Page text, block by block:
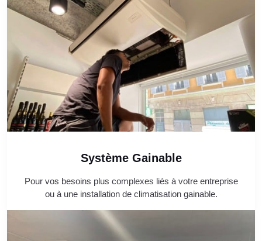
Système Gainable
Pour vos besoins plus complexes liés à votre entreprise
ou à une installation de climatisation gainable.